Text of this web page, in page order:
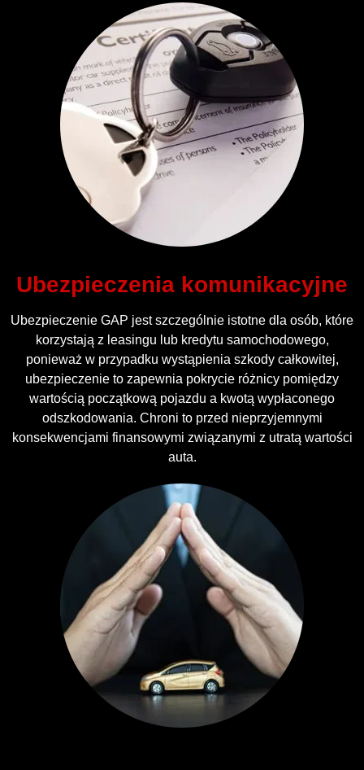
Ubezpieczenia komunikacyjne
Ubezpieczenie GAP jest szczególnie istotne dla osób, które
korzystają z leasingu lub kredytu samochodowego,
ponieważ w przypadku wystąpienia szkody całkowitej,
ubezpieczenie to zapewnia pokrycie różnicy pomiędzy
wartością początkową pojazdu a kwotą wypłaconego
odszkodowania. Chroni to przed nieprzyjemnymi
konsekwencjami finansowymi związanymi z utratą wartości
auta.